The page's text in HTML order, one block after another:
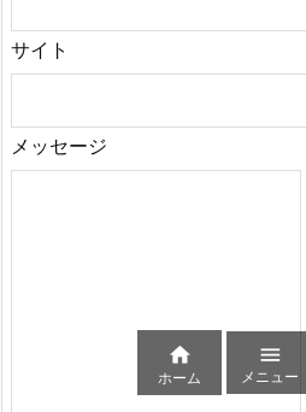
サイト
メッセージ

ホーム

メニュー